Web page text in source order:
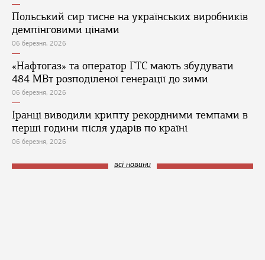
Польський сир тисне на українських виробників
демпінговими цінами
06 березня, 2026
«Нафтогаз» та оператор ГТС мають збудувати
484 МВт розподіленої генерації до зими
06 березня, 2026
Іранці виводили крипту рекордними темпами в
перші години після ударів по країні
06 березня, 2026
всі новини